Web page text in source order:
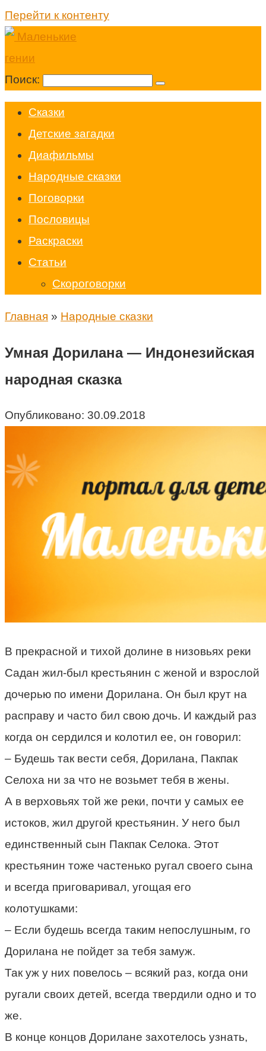
Перейти к контенту
Поиск:
Cказки
Детские загадки
Диафильмы
Народные сказки
Поговорки
Пословицы
Раскраски
Статьи
Скороговорки
Главная » Народные сказки
Умная Дорилана — Индонезийская
народная сказка
Опубликовано: 30.09.2018
В прекрасной и тихой долине в низовьях реки
Садан жил-был крестьянин с женой и взрослой
дочерью по имени Дорилана. Он был крут на
расправу и часто бил свою дочь. И каждый раз
когда он сердился и колотил ее, он говорил:
– Будешь так вести себя, Дорилана, Пакпак
Селоха ни за что не возьмет тебя в жены.
А в верховьях той же реки, почти у самых ее
истоков, жил другой крестьянин. У него был
единственный сын Пакпак Селока. Этот
крестьянин тоже частенько ругал своего сына
и всегда приговаривал, угощая его
колотушками:
– Если будешь всегда таким непослушным, го
Дорилана не пойдет за тебя замуж.
Так уж у них повелось – всякий раз, когда они
ругали своих детей, всегда твердили одно и то
же.
В конце концов Дорилане захотелось узнать,